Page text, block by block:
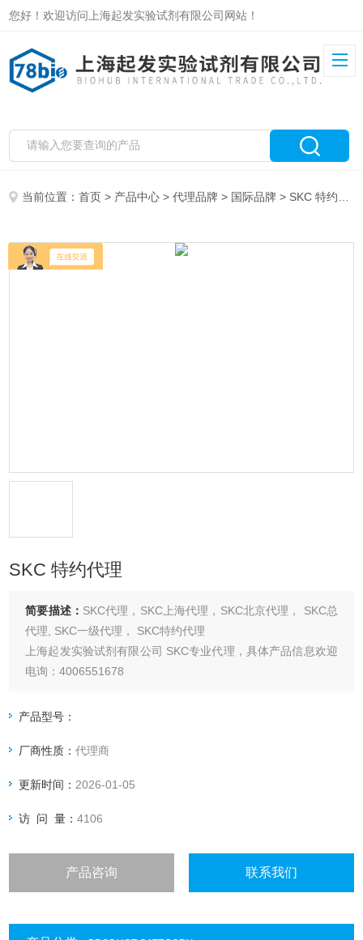
您好！欢迎访问上海起发实验试剂有限公司网站！
当前位置：首页 > 产品中心 >代理品牌 > 国际品牌 > SKC 特约代理
SKC 特约代理
简要描述： SKC代理，SKC上海代理，SKC北京代理， SKC总
代理, SKC一级代理， SKC特约代理
上海起发实验试剂有限公司 SKC专业代理，具体产品信息欢迎
电询：4006551678
产品型号：
厂商性质：代理商
更新时间： 2026-01-05
访 问 量：4106
产品咨询 联系我们